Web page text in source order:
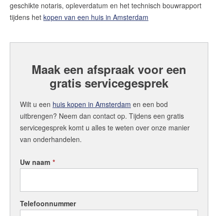
Lees de blog vanRedactie Makelaars van
Amsterdam
Makelaars van Amsterdam
+31 (0)20 333 11 10
English?
geschikte notaris, opleverdatum en het technisch bouwrapport
tijdens het kopen van een huis in Amsterdam
Maak een afspraak voor een
gratis servicegesprek
Wilt u een huis kopen in Amsterdam en een bod
uitbrengen? Neem dan contact op. Tijdens een gratis
servicegesprek komt u alles te weten over onze manier
van onderhandelen.
Uw naam *
Telefoonnummer